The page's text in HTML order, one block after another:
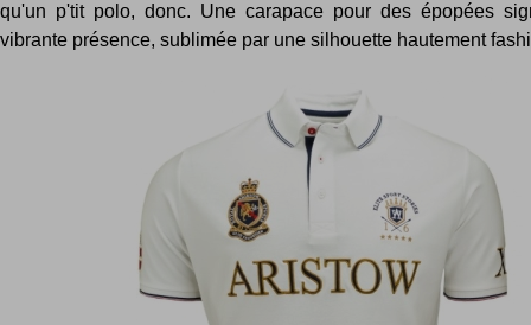
qu'un p'tit polo, donc. Une carapace pour des épopées
vibrante présence, sublimée par une silhouette hautement